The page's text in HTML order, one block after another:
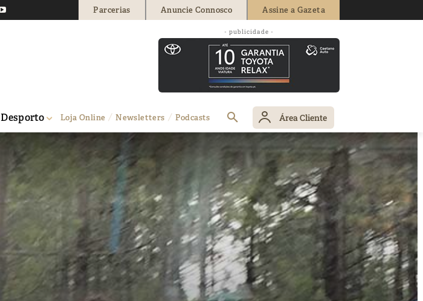
Parcerias Anuncie Connosco Assine a Gazeta
- publicidade -
Desporto Loja Online Newsletters Podcasts Área Cliente